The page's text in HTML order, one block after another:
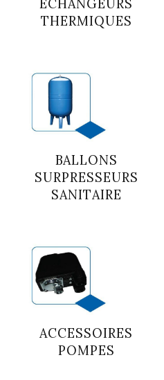
ÉCHANGEURS
THERMIQUES
BALLONS
SURPRESSEURS
SANITAIRE
ACCESSOIRES
POMPES